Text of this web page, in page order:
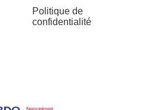
Politique de
confidentialité